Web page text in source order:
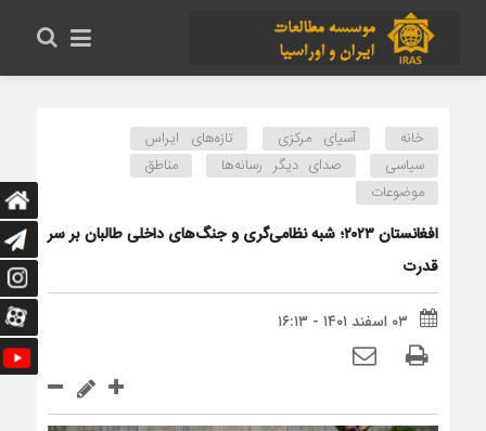
خانه آسیای مرکزی
تازه‌های ایراس
سیاسی
صدای دیگر رسانه‌ها
مناطق
موضوعات
افغانستان ۲۰۲۳؛ شبه نظامی‌گری و جنگ‌های داخلی طالبان بر سر
قدرت
۰۳ اسفند ۱۴۰۱ - ۱۶:۱۳